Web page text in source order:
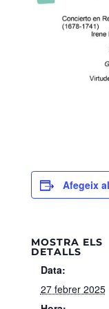
Afegeix
MOSTRA ELS
DETALLS
Data:
27 febrer 2025